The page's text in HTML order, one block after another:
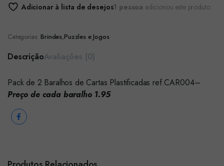
Adicionar à lista de desejos1 pessoa adicionou este produto
Categorias: Brindes,Puzzles e Jogos
Descrição
Pack de 2 Baralhos de Cartas Plastificadas ref.CAR004–
Preço de cada baralho 1.95